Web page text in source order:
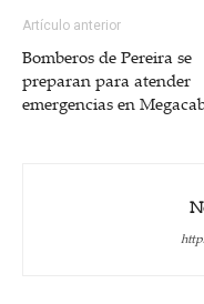
Artículo anterior
Bomberos de Pereira se
preparan para atender
emergencias en